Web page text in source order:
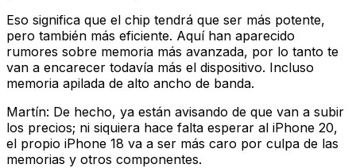
Eso significa que el chip tendrá que ser más potente,
pero también más eficiente. Aquí han aparecido
rumores sobre memoria más avanzada, por lo tanto te
van a encarecer todavía más el dispositivo. Incluso
memoria apilada de alto ancho de banda.
Martín: De hecho, ya están avisando de que van a subir
los precios; ni siquiera hace falta esperar al iPhone 20,
el propio iPhone 18 va a ser más caro por culpa de las
memorias y otros componentes.